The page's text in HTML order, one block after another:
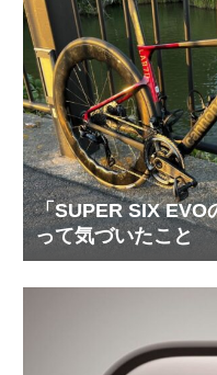
「SUPER SIX EVO
って気づいたこと